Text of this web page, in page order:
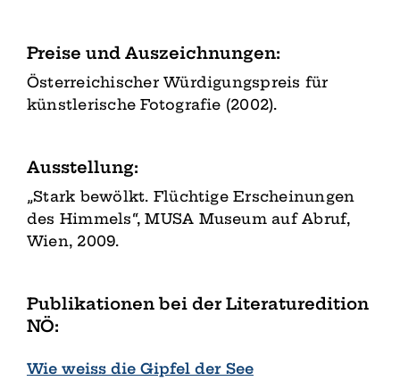
Preise und Auszeichnungen:
Österreichischer Würdigungspreis für
künstlerische Fotografie (2002).
Ausstellung:
„Stark bewölkt. Flüchtige Erscheinungen
des Himmels“, MUSA Museum auf Abruf,
Wien, 2009.
Publikationen bei der Literaturedition
NÖ:
Wie weiss die Gipfel der See